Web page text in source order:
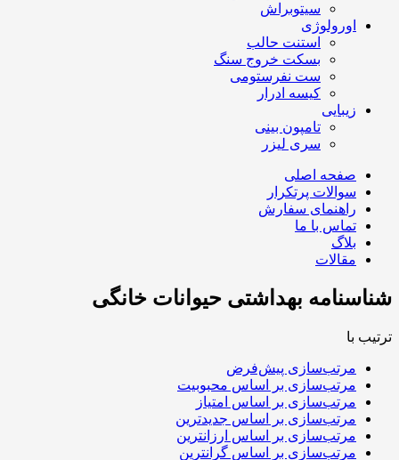
سیتوبراش
اورولوژی
استنت حالب
بسکت خروج سنگ
ست نفرستومی
کیسه ادرار
زیبایی
تامپون بینی
سری لیزر
صفحه اصلی
سوالات پرتکرار
راهنمای سفارش
تماس با ما
بلاگ
مقالات
شناسنامه بهداشتی حیوانات خانگی
ترتیب با
مرتب‌سازی پیش‌فرض
مرتب‌سازی بر اساس محبوبیت
مرتب‌سازی بر اساس امتیاز
مرتب‌سازی بر اساس جدیدترین
مرتب‌سازی بر اساس ارزانترین
مرتب‌سازی بر اساس گرانترین